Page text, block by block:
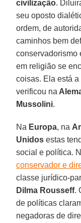
civilização.
seu oposto
ordem, de
caminhos bem
conservadorismo
em religião se
coisas. Ela está
verificou na
Mussolini.
Na Europa, na
Unidos estas
social e política.
conservador e
classe jurídico-
Dilma Rousseff.
de políticas
negadoras de